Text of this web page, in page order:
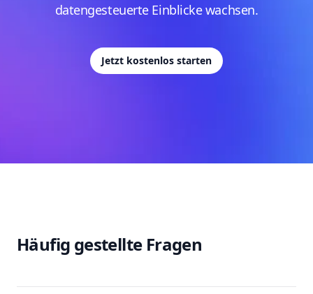
datengesteuerte Einblicke wachsen.
Jetzt kostenlos starten
Häufig gestellte Fragen